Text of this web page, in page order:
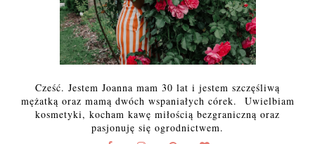
Cześć. Jestem Joanna mam 30 lat i jestem szczęśliwą
mężatką oraz mamą dwóch wspaniałych córek. Uwielbiam
kosmetyki, kocham kawę miłością bezgraniczną oraz
pasjonuję się ogrodnictwem.